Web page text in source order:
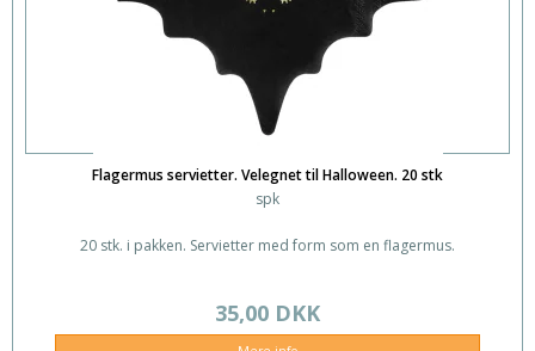
Flagermus servietter. Velegnet til Halloween. 20 stk
spk
20 stk. i pakken. Servietter med form som en flagermus.
35,00 DKK